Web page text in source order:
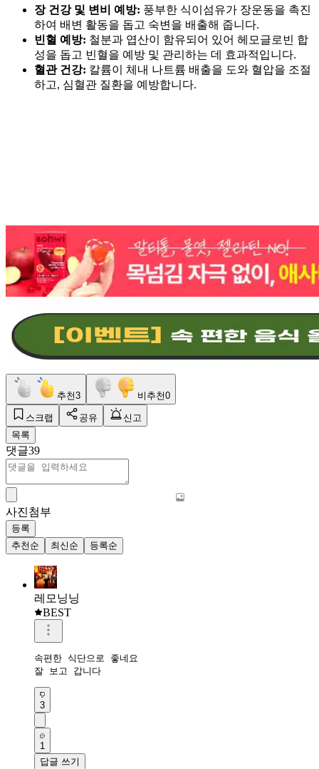
장 건강 및 변비 예방: 풍부한 식이섬유가 장운동을 촉진
하여 배변 활동을 돕고 숙변을 배출해 줍니다.
빈혈 예방: 철분과 엽산이 함유되어 있어 헤모글로빈 합
성을 돕고 빈혈을 예방 및 관리하는 데 효과적입니다.
혈관 건강: 칼륨이 체내 나트륨 배출을 도와 혈압을 조절
하고, 심혈관 질환을 예방합니다.
추천3 비추천0
스크랩 공유
신고
목록
댓글39
사진첨부
등록
추천순
최신순 등록순
레모닝닝
BEST
속편한 식단으로 좋네요
잘 보고 갑니다
3
1
답글 쓰기